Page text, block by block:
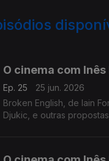
O cinema com Inês
Ep. 25
25 jun. 2026
Broken English, de Iain
Djukic, e outras